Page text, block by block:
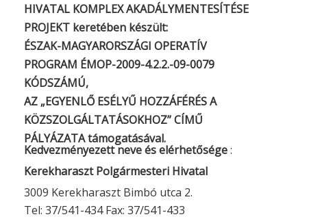
HIVATAL KOMPLEX AKADÁLYMENTESÍTÉSE
PROJEKT keretében készült:
ÉSZAK-MAGYARORSZÁGI OPERATÍV
PROGRAM ÉMOP-2009-4.2.2.-09-0079
KÓDSZÁMÚ,
AZ „EGYENLŐ ESÉLYŰ HOZZÁFÉRÉS A
KÖZSZOLGÁLTATÁSOKHOZ” CÍMŰ
PÁLYÁZATA támogatásával.
Kedvezményezett neve és elérhetősége:
Kerekharaszt Polgármesteri Hivatal
3009 Kerekharaszt Bimbó utca 2.
Tel: 37/541-434 Fax: 37/541-433